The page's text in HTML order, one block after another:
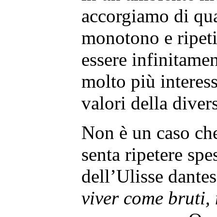
accorgiamo di
monotono e
essere
molto più
valori della
Non è un caso
senta ripetere
dell’Ulisse
viver come bruti,